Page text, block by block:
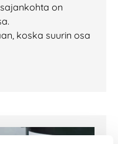
on
koska suurin osa